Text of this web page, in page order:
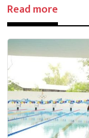
Read more